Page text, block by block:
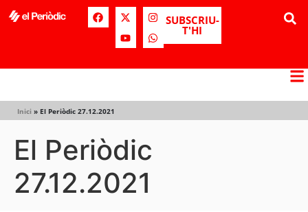
SUBSCRIU-
T'HI
Inici » El Periòdic 27.12.2021
El Periòdic
27.12.2021